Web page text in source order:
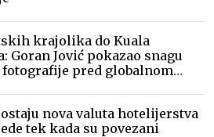
krajolika do Kuala
Goran Jović pokazao snagu
pred globalnom
nova valuta hotelijerstva
tek kada su povezani